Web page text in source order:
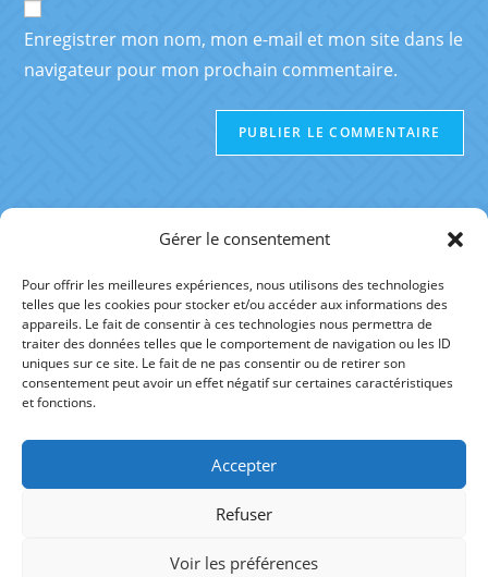
Gérer le consentement
Pour offrir les meilleures expériences, nous utilisons des technologies
telles que les cookies pour stocker et/ou accéder aux informations des
appareils. Le fait de consentir à ces technologies nous permettra de
traiter des données telles que le comportement de navigation ou les ID
uniques sur ce site. Le fait de ne pas consentir ou de retirer son
consentement peut avoir un effet négatif sur certaines caractéristiques
et fonctions.
Accepter
Refuser
Voir les préférences
Enregistrer mon nom, mon e-mail et mon site dans le
navigateur pour mon prochain commentaire.
RÉFÉRENCES
AUTRE SITE
fineltain.alexis@gmail.com